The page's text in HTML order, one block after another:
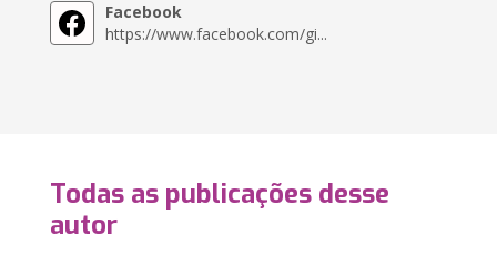
Facebook
https://www.facebook.com/gi...
Todas as publicações desse
autor